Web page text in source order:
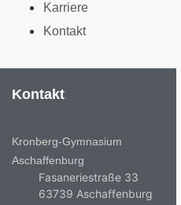
Karriere
Kontakt
Kontakt
Kronberg-Gymnasium
Aschaffenburg
Fasaneriestraße 33
63739 Aschaffenburg